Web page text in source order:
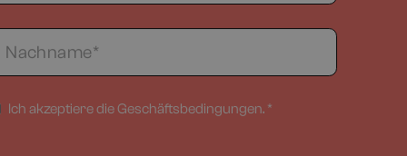
Ich akzeptiere die Geschäftsbedingungen. *